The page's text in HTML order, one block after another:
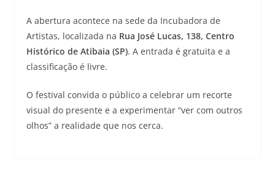
A abertura acontece na sede da Incubadora de
Artistas, localizada na Rua José Lucas, 138, Centro
Histórico de Atibaia (SP). A entrada é gratuita e a
classificação é livre.
O festival convida o público a celebrar um recorte
visual do presente e a experimentar “ver com outros
olhos” a realidade que nos cerca.